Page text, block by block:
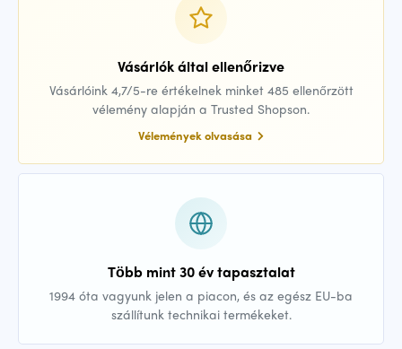
Vásárlók által ellenőrizve
Vásárlóink 4,7/5-re értékelnek minket 485 ellenőrzött
vélemény alapján a Trusted Shopson.
Vélemények olvasása
Több mint 30 év tapasztalat
1994 óta vagyunk jelen a piacon, és az egész EU-ba
szállítunk technikai termékeket.